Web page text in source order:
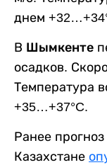
днем
В Шымкенте
осадков.
Температура
+35…+37°C.
Ранее
Казахстане